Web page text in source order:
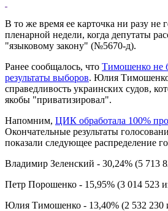
В то же время ее карточка ни разу не
пленарной недели, когда депутаты
"языковому закону" (№5670-д).
Ранее сообщалось, что Тимошенко не
результаты выборов. Юлия
справедливость украинских судов,
якобы "приватизировал".
Напомним, ЦИК обработала 100%
Окончательные результаты
показали следующее распределение
Владимир Зеленский - 30,24% (5 713
Петр Порошенко - 15,95% (3 014 523
Юлия Тимошенко - 13,40% (2 532 230